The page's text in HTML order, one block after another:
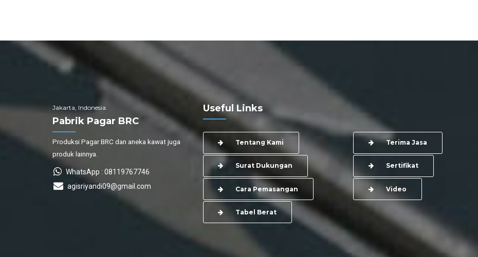
Jakarta, Indonesia.
Pabrik Pagar BRC
Produksi Pagar BRC dan aneka kawat juga
produk lainnya.
WhatsApp : 08119767746
agisriyandi09@gmail.com
Useful Links
Tentang Kami
Surat Dukungan
Cara Pemasangan
Tabel Berat
Terima Jasa
Sertifikat
Video